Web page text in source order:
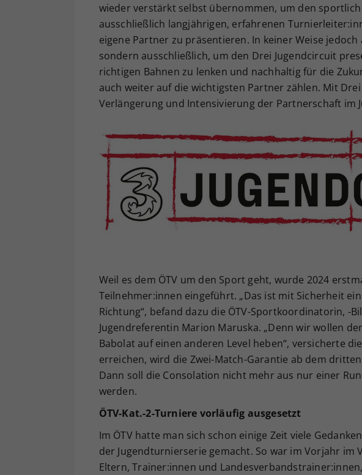
wieder verstärkt selbst übernommen, um den
ausschließlich langjährigen, erfahrenen
eigene Partner zu präsentieren. In keiner Weise
sondern ausschließlich, um den Drei Jugendcircuit
richtigen Bahnen zu lenken und nachhaltig für die
auch weiter auf die wichtigsten Partner zählen. Mit
Verlängerung und Intensivierung der Partnerschaft im
Weil es dem ÖTV um den Sport geht, wurde 2024
Teilnehmer:innen eingeführt. „Das ist mit Sicherheit
Richtung“, befand dazu die ÖTV-Sportkoordinatorin, -
Jugendreferentin Marion Maruska. „Denn wir wollen
Babolat auf einen anderen Level heben“, versicherte
erreichen, wird die Zwei-Match-Garantie ab dem
Dann soll die Consolation nicht mehr aus nur einer
werden.
ÖTV-Kat.-2-Turniere vorläufig ausgesetzt
Im ÖTV hatte man sich schon einige Zeit viele
der Jugendturnierserie gemacht. So war im Vorjahr im
Eltern, Trainer:innen und